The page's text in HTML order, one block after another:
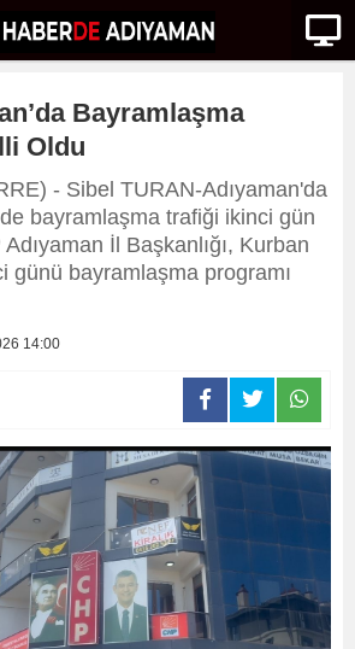
Bayramlaşma
Oldu
- Sibel TURAN-Adıyaman'da
bayramlaşma trafiği ikinci gün
İl Başkanlığı, Kurban
günü bayramlaşma programı
14:00